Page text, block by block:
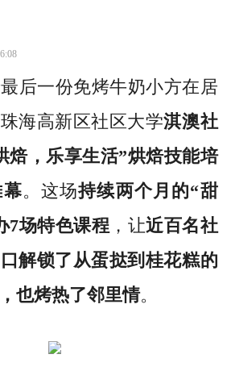
后一份免烤牛奶小方在居
海高新区社区大学淇澳社
焙，乐享生活”烘焙技能培
幕。这场持续两个月的“甜
7场特色课程 ，让近百名社
解锁了从蛋挞到桂花糕的
也烤热了邻里情。